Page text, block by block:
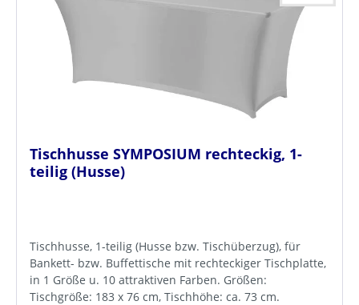
Tischhusse SYMPOSIUM rechteckig, 1-
teilig (Husse)
Tischhusse, 1-teilig (Husse bzw. Tischüberzug), für
Bankett- bzw. Buffettische mit rechteckiger Tischplatte,
in 1 Größe u. 10 attraktiven Farben. Größen:
Tischgröße: 183 x 76 cm, Tischhöhe: ca. 73 cm.